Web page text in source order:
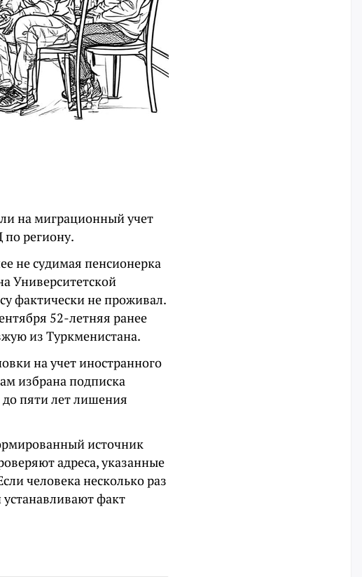
на миграционный учет
региону.
не судимая пенсионерка
Университетской
фактически не проживал.
52-летняя ранее
из Туркменистана.
на учет иностранного
избрана подписка
пяти лет лишения
источник
адреса, указанные
человека несколько раз
факт